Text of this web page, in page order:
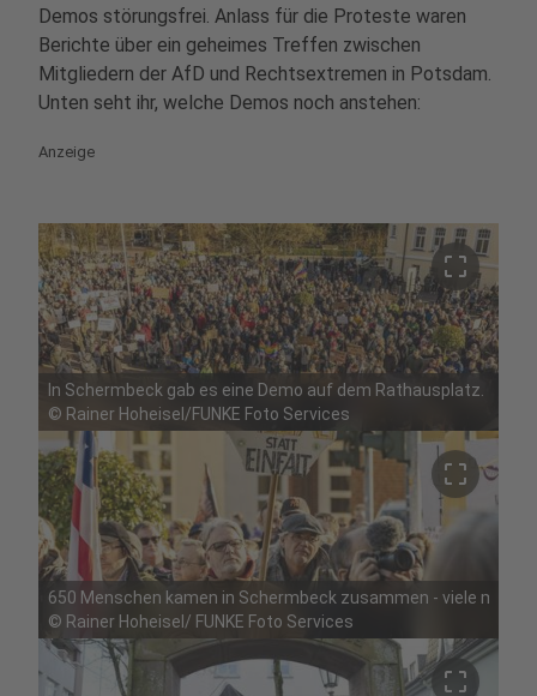
Demos störungsfrei. Anlass für die Proteste waren
Berichte über ein geheimes Treffen zwischen
Mitgliedern der AfD und Rechtsextremen in Potsdam.
Unten seht ihr, welche Demos noch anstehen:
Anzeige
crop_free
In Schermbeck gab es eine Demo auf dem Rathausplatz.
© Rainer Hoheisel/FUNKE Foto Services
crop_free
650 Menschen kamen in Schermbeck zusammen - viele mit
© Rainer Hoheisel/ FUNKE Foto Services
crop_free